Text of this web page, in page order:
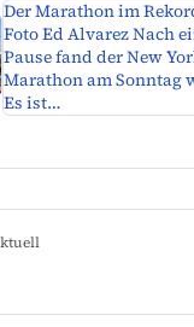
Der Marathon im
Foto Ed Alvarez Nach
Pause fand der New
Marathon am Sonntag
Es ist…